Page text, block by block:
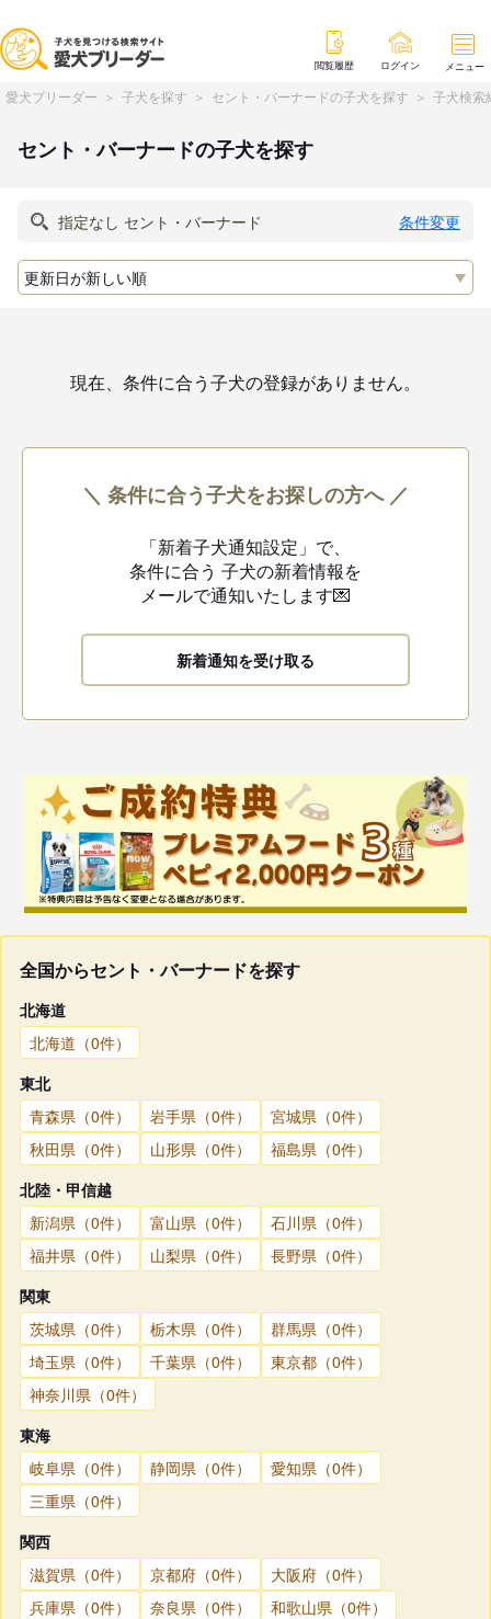
閲覧履歴 ログイン メニュー
愛犬ブリーダー 子犬を探す セント・バーナードの子犬を探す 子犬検索
セント・バーナードの子犬を探す
条件変更
現在、条件に合う子犬の登録がありません。
＼ 条件に合う子犬をお探しの方へ ／
「新着子犬通知設定」で、
条件に合う 子犬の新着情報を
メールで通知いたします💌
新着通知を受け取る
全国からセント・バーナードを探す
北海道
北海道（0件）
東北
青森県（0件）
岩手県（0件）
宮城県（0件）
秋田県（0件）
山形県（0件）
福島県（0件）
北陸・甲信越
新潟県（0件）
富山県（0件）
石川県（0件）
福井県（0件）
山梨県（0件）
長野県（0件）
関東
茨城県（0件）
栃木県（0件）
群馬県（0件）
埼玉県（0件）
千葉県（0件）
東京都（0件）
神奈川県（0件）
東海
岐阜県（0件）
静岡県（0件）
愛知県（0件）
三重県（0件）
関西
滋賀県（0件）
京都府（0件）
大阪府（0件）
兵庫県（0件）
奈良県（0件）
和歌山県（0件）